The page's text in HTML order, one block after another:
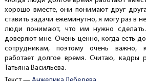
хорошо вместе, они понимают друг
ставить задачи ежеминутно, я могу раз в
люди понимают, что им нужно
доверяют мне. Очень ценно, когда есть
сотрудникам, поэтому очень важно,
работает долгое время. Считаю, кадры
Татьяна Васильева.